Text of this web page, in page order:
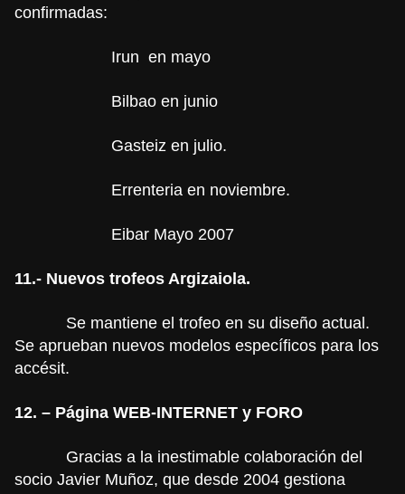
confirmadas:
Irun en mayo
Bilbao en junio
Gasteiz en julio.
Errenteria en noviembre.
Eibar Mayo 2007
11.- Nuevos trofeos Argizaiola.
Se mantiene el trofeo en su diseño actual.
Se aprueban nuevos modelos específicos para los
accésit.
12. – Página WEB-INTERNET y FORO
Gracias a la inestimable colaboración del
socio Javier Muñoz, que desde 2004 gestiona